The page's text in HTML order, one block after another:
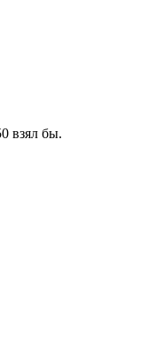
взял бы.